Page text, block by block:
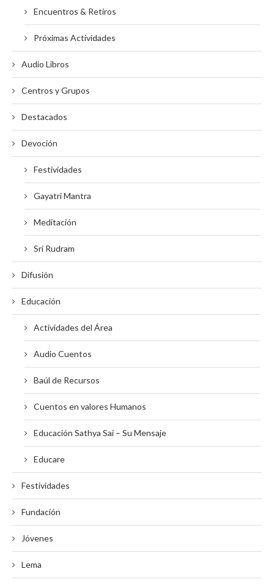
Encuentros & Retiros
Próximas Actividades
Audio Libros
Centros y Grupos
Destacados
Devoción
Festividades
Gayatri Mantra
Meditación
Sri Rudram
Difusión
Educación
Actividades del Área
Audio Cuentos
Baúl de Recursos
Cuentos en valores Humanos
Educación Sathya Sai – Su Mensaje
Educare
Festividades
Fundación
Jóvenes
Lema